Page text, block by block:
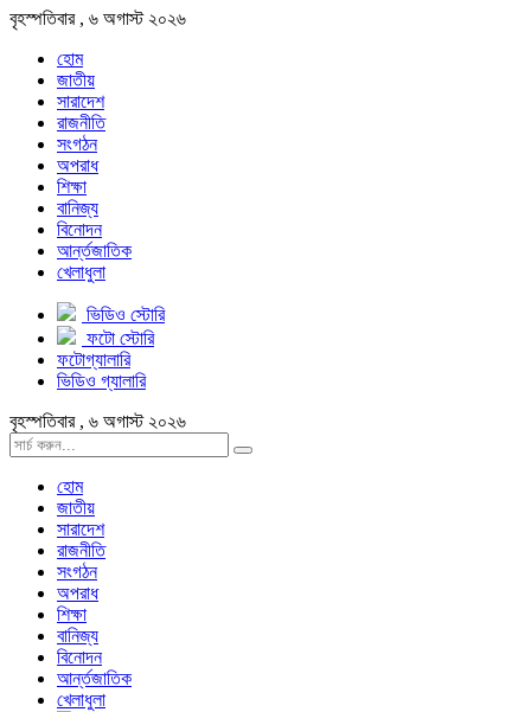
বৃহস্পতিবার , ৬ অগাস্ট ২০২৬
হোম
জাতীয়
সারাদেশ
রাজনীতি
সংগঠন
অপরাধ
শিক্ষা
বানিজ্য
বিনোদন
আর্ন্তজাতিক
খেলাধুলা
ভিডিও স্টোরি
ফটো স্টোরি
ফটোগ্যালারি
ভিডিও গ্যালারি
বৃহস্পতিবার , ৬ অগাস্ট ২০২৬
হোম
জাতীয়
সারাদেশ
রাজনীতি
সংগঠন
অপরাধ
শিক্ষা
বানিজ্য
বিনোদন
আর্ন্তজাতিক
খেলাধুলা